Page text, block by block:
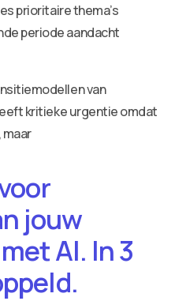
prioritaire thema’s
periode aandacht
van
kritieke urgentie omdat
jouw
AI. In 3